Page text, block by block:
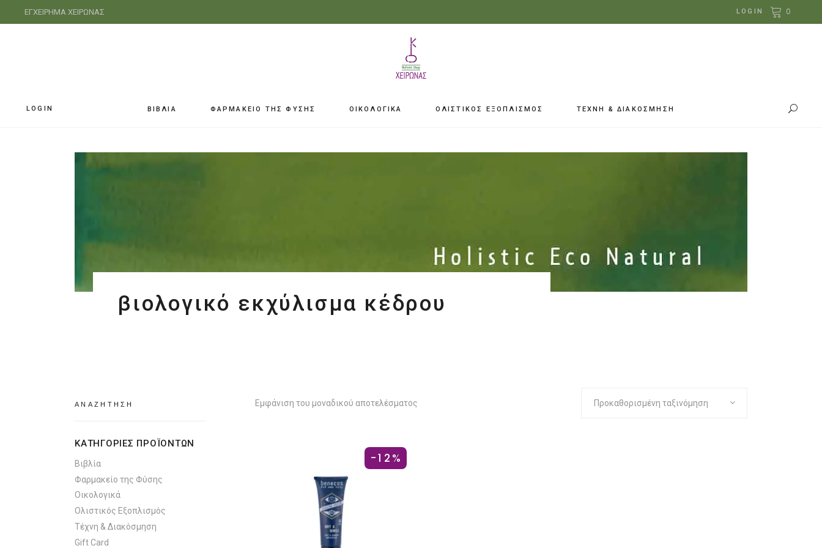
ΕΓΧΕΙΡΗΜΑ ΧΕΙΡΩΝΑΣ LOGIN 0
LOGIN ΒΙΒΛΙΑ ΦΑΡΜΑΚΕΙΟ ΤΗΣ ΦΥΣΗΣ ΟΙΚΟΛΟΓΙΚΑ ΟΛΙΣΤΙΚΟΣ ΕΞΟΠΛΙΣΜΟΣ ΤΕΧΝΗ & ΔΙΑΚΟΣΜΗΣΗ
βιολογικό εκχύλισμα κέδρου
Εμφάνιση του μοναδικού αποτελέσματος Προκαθορισμένη ταξινόμηση
-12%
for:
ΚΑΤΗΓΟΡΙΕΣ ΠΡΟΪΟΝΤΩΝ
Βιβλία
Φαρμακείο της Φύσης
Οικολογικά
Ολιστικός Εξοπλισμός
Τέχνη & Διακόσμηση
Gift Card